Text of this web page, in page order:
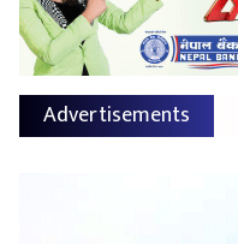
Advertisements